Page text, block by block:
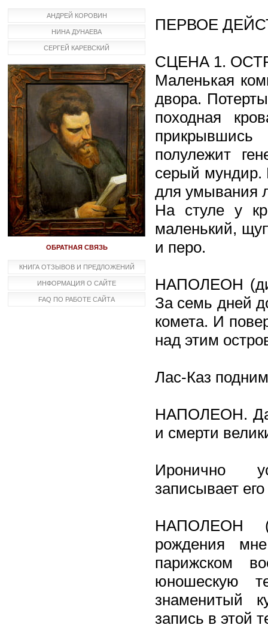
АНДРЕЙ КОРОВИН
НИНА ДУНАЕВА
СЕРГЕЙ КАРЕВСКИЙ
ОБРАТНАЯ СВЯЗЬ
КНИГА ОТЗЫВОВ И ПРЕДЛОЖЕНИЙ
ИНФОРМАЦИЯ О САЙТЕ
FAQ ПО РАБОТЕ САЙТА
ПЕРВОЕ
СЦЕНА 1.
Маленькая
двора.
походная
полулежит
серый мундир.
для умывания
На стуле у
маленький,
и перо.
НАПОЛЕОН
За семь дней
комета. И
над этим
Лас-Каз
НАПОЛЕОН.
и смерти
Иронично
записывает
НАПОЛЕОН
рождения
парижском
юношескую
знаменитый
запись в этой